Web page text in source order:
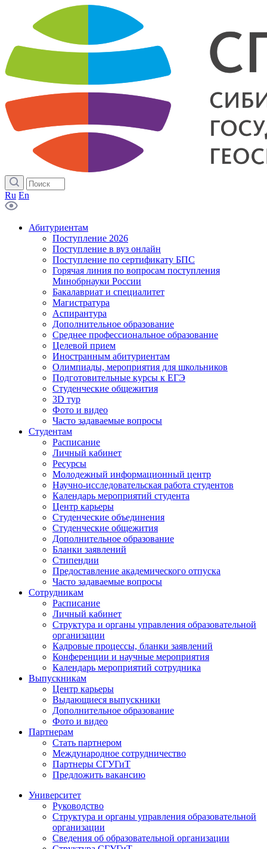
Ru En
Абитуриентам
Поступление 2026
Поступление в вуз онлайн
Поступление по сертификату БПС
Горячая линия по вопросам поступления
Минобрнауки России
Бакалавриат и специалитет
Магистратура
Аспирантура
Дополнительное образование
Среднее профессиональное образование
Целевой прием
Иностранным абитуриентам
Олимпиады, мероприятия для школьников
Подготовительные курсы к ЕГЭ
Студенческие общежития
3D тур
Фото и видео
Часто задаваемые вопросы
Студентам
Расписание
Личный кабинет
Ресурсы
Молодежный информационный центр
Научно-исследовательская работа студентов
Календарь мероприятий студента
Центр карьеры
Студенческие объединения
Студенческие общежития
Дополнительное образование
Бланки заявлений
Стипендии
Предоставление академического отпуска
Часто задаваемые вопросы
Сотрудникам
Расписание
Личный кабинет
Структура и органы управления образовательной
организации
Кадровые процессы, бланки заявлений
Конференции и научные мероприятия
Календарь мероприятий сотрудника
Выпускникам
Центр карьеры
Выдающиеся выпускники
Дополнительное образование
Фото и видео
Партнерам
Стать партнером
Международное сотрудничество
Партнеры СГУГиТ
Предложить вакансию
Университет
Руководство
Структура и органы управления образовательной
организации
Сведения об образовательной организации